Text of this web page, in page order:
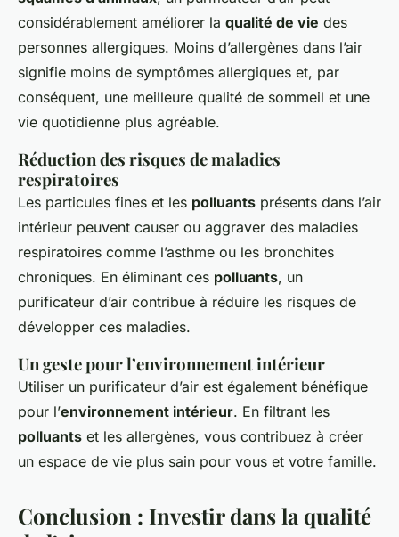
considérablement améliorer la qualité de vie des
personnes allergiques. Moins d’allergènes dans l’air
signifie moins de symptômes allergiques et, par
conséquent, une meilleure qualité de sommeil et une
vie quotidienne plus agréable.
Réduction des risques de maladies
respiratoires
Les particules fines et les polluants présents dans l’air
intérieur peuvent causer ou aggraver des maladies
respiratoires comme l’asthme ou les bronchites
chroniques. En éliminant ces polluants, un
purificateur d’air contribue à réduire les risques de
développer ces maladies.
Un geste pour l’environnement intérieur
Utiliser un purificateur d’air est également bénéfique
pour l’environnement intérieur. En filtrant les
polluants et les allergènes, vous contribuez à créer
un espace de vie plus sain pour vous et votre famille.
Conclusion : Investir dans la qualité